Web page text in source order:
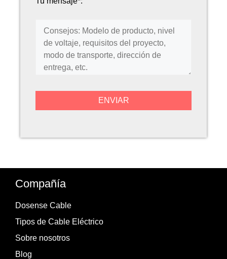
Compañía
Dosense Cable
Tipos de Cable Eléctrico
Sobre nosotros
Blog